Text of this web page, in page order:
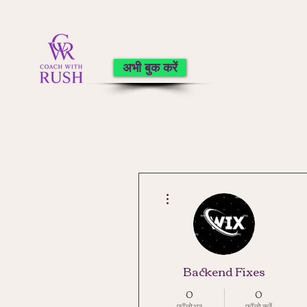
अभी बुक करें
Backend Fixes
0 0